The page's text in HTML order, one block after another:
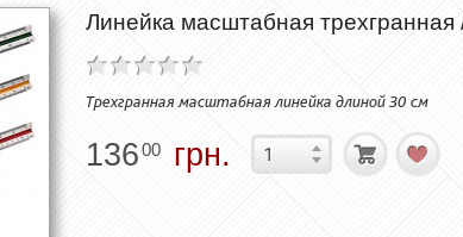
Линейка масштабная
Трехгранная масштабная линейка длиной 30 см
13600 грн.